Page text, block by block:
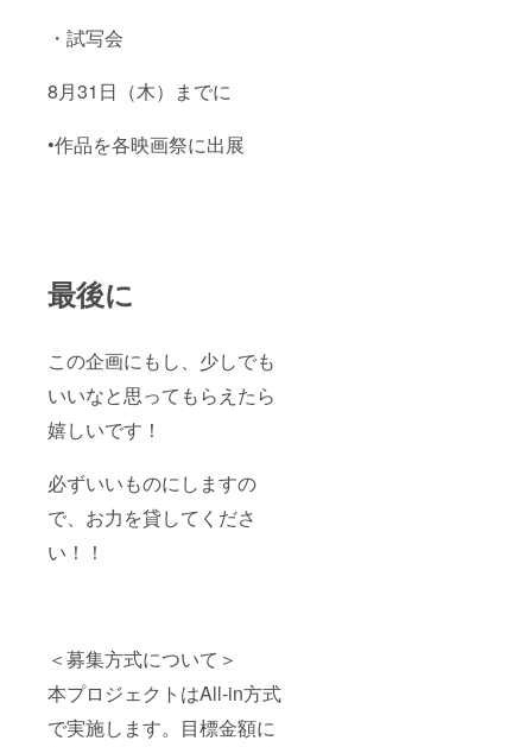
・試写会
8月31日（木）までに
•作品を各映画祭に出展
最後に
この企画にもし、少しでも
いいなと思ってもらえたら
嬉しいです！
必ずいいものにしますの
で、お力を貸してくださ
い！！
＜募集方式について＞
本プロジェクトはAll-in方式
で実施します。目標金額に